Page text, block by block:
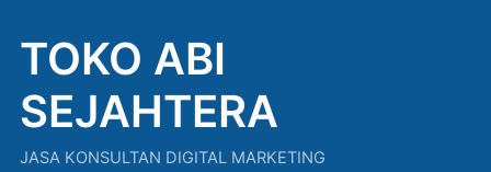
TOKO ABI
SEJAHTERA
JASA KONSULTAN DIGITAL MARKETING